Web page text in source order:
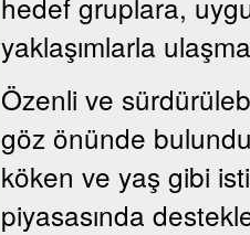
yaklaşımlarla
Özenli ve
göz önünde
köken ve yaş gibi
piyasasında